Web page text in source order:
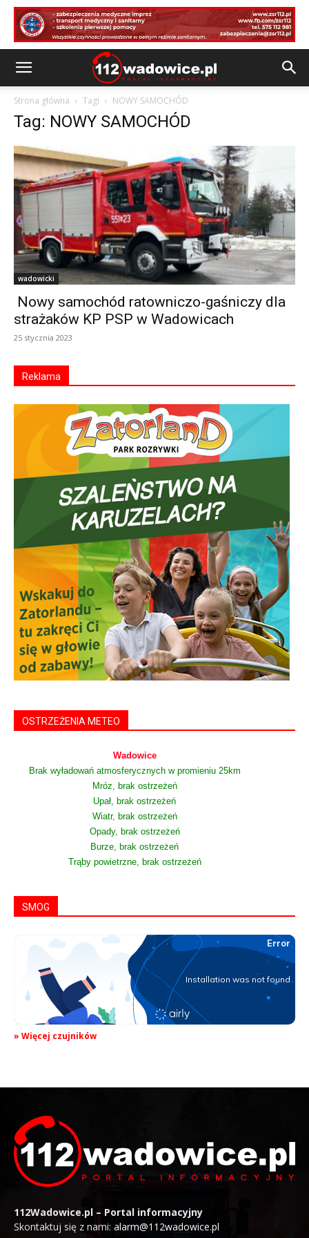
Strona główna Tagi NOWY SAMOCHÓD
Tag: NOWY SAMOCHÓD
wadowicki
Nowy samochód ratowniczo-gaśniczy dla
strażaków KP PSP w Wadowicach
25 stycznia 2023
Reklama
OSTRZEŻENIA METEO
Wadowice
Brak wyładowań atmosferycznych w promieniu 25km
Mróz, brak ostrzeżeń
Upał, brak ostrzeżeń
Wiatr, brak ostrzeżeń
Opady, brak ostrzeżeń
Burze, brak ostrzeżeń
Trąby powietrzne, brak ostrzeżeń
SMOG
» Więcej czujników
112Wadowice.pl – Portal informacyjny
Skontaktuj się z nami: alarm@112wadowice.pl